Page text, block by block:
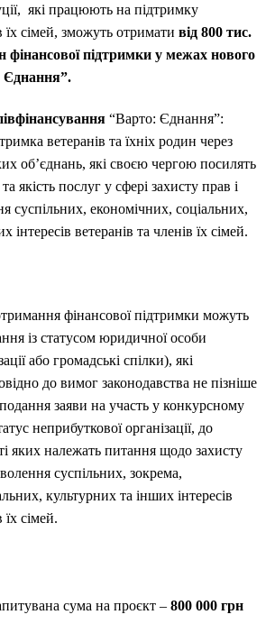
які працюють на підтримку
їх сімей, зможуть отримати від 800 тис.
фінансової підтримки у межах нового
Єднання”.
“Варто: Єднання”:
ветеранів та їхніх родин через
об’єднань, які своєю чергою посилять
якість послуг у сфері захисту прав і
суспільних, економічних, соціальних,
інтересів ветеранів та членів їх сімей.
фінансової підтримки можуть
із статусом юридичної особи
або громадські спілки), які
до вимог законодавства не пізніше
заяви на участь у конкурсному
неприбуткової організації, до
яких належать питання щодо захисту
суспільних, зокрема,
культурних та інших інтересів
їх сімей.
сума на проєкт – 800 000 грн